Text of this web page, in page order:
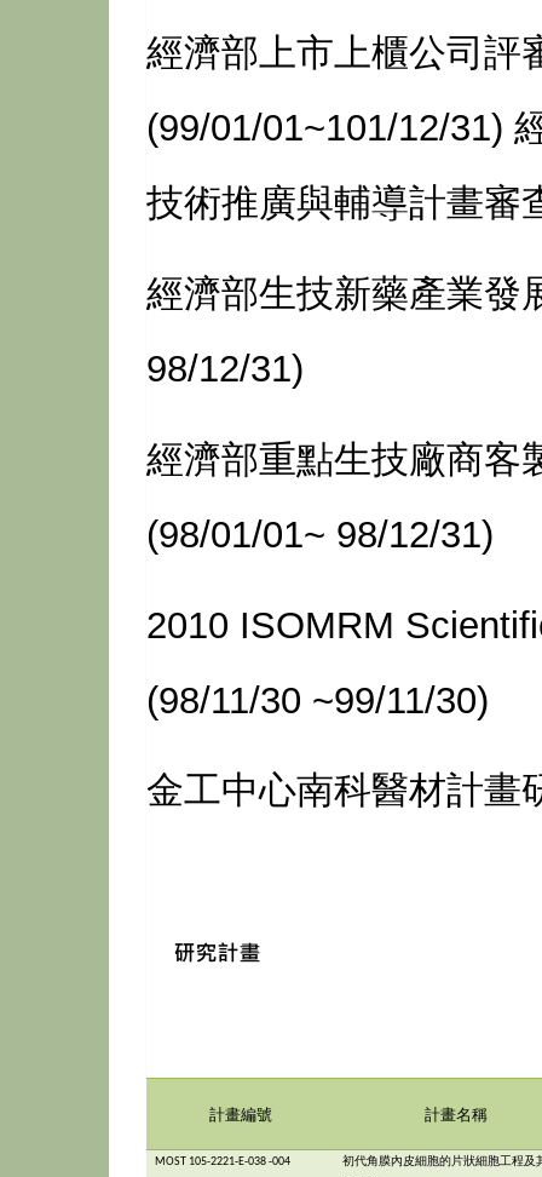
經濟部上市上櫃公司評
(99/01/01~101/12/31)
技術推廣與輔導計畫審
經濟部生技新藥產業發
98/12/31)
經濟部重點生技廠商客
(98/01/01~ 98/12/31)
2010 ISOMRM
(98/11/30 ~99/11/30)
金工中心南科醫材計畫
計畫編號 計畫名稱
MOST 105-2221-E-038 -004
初代角膜內皮細胞的片狀細胞工程及